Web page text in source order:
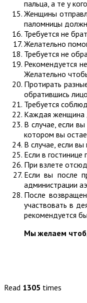
пальца, а те у
Женщины
паломницы
Требуется не
Желательно
Требуется не
Рекомендуется
Желательно
Протирать
обратившись
Требуется
Каждая женщина
В случае, если
котором вы
В случае, если
Если в
При взлете
Если вы после
администрации
После
участвовать в
рекомендуется
Мы желаем
Read 1305 times